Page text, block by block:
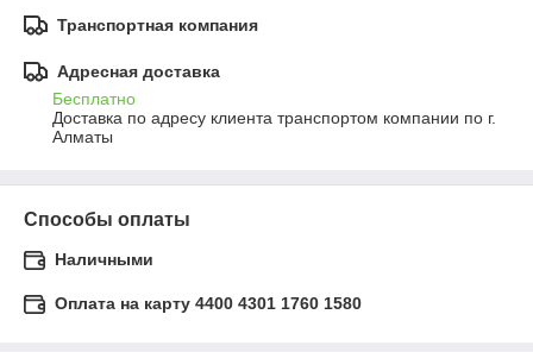
Транспортная компания
Адресная доставка
Бесплатно
Доставка по адресу клиента транспортом компании по г.
Алматы
Способы оплаты
Наличными
Оплата на карту 4400 4301 1760 1580